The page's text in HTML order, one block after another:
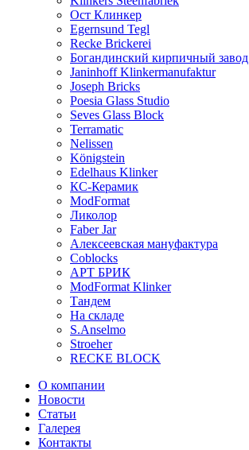
Ост Клинкер
Egernsund Tegl
Recke Brickerei
Богандинский кирпичный завод
Janinhoff Klinkermanufaktur
Joseph Bricks
Poesia Glass Studio
Seves Glass Block
Terramatic
Nelissen
Königstein
Edelhaus Klinker
КС-Керамик
ModFormat
Ликолор
Faber Jar
Алексеевская мануфактура
Coblocks
АРТ БРИК
ModFormat Klinker
Тандем
На складе
S.Anselmo
Stroeher
RECKE BLOCK
О компании
Новости
Статьи
Галерея
Контакты